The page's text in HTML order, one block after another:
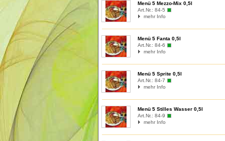
Menü 5 Mezzo-Mix 0,5l
Art.Nr.: 84-5
mehr Info
Menü 5 Fanta 0,5l
Art.Nr.: 84-6
mehr Info
Menü 5 Sprite 0,5l
Art.Nr.: 84-7
mehr Info
Menü 5 Stilles Wasser 0,5l
Art.Nr.: 84-9
mehr Info